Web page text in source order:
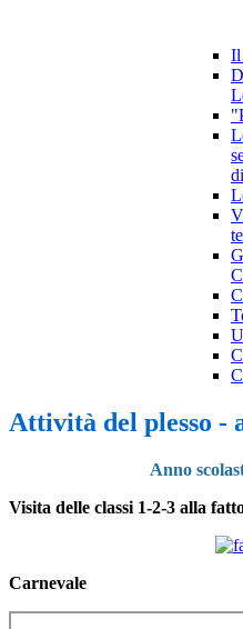
Il
Attività del plesso -
Anno
Visita delle classi 1-2-3 alla
Carnevale